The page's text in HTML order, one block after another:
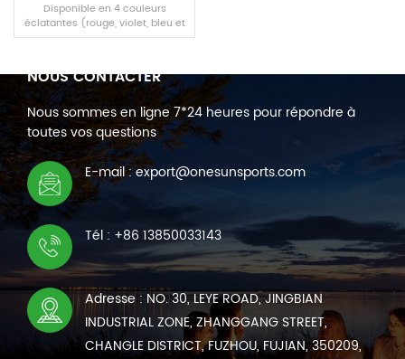
Disponible en 4 couleurs
éclatantes (rouge, violet, bleu et
rose), parfaites pour mélanger,
de la famille.
LIRE LA SUITE
NOUS CONTACTER
Nous sommes en ligne 7*24 heures pour répondre à
toutes vos questions
E-mail : export@onesunsports.com
Tél : +86 13850033143
Adresse : NO. 30, LEYE ROAD, JINGBIAN
INDUSTRIAL ZONE, ZHANGGANG STREET,
CHANGLE DISTRICT, FUZHOU, FUJIAN, 350209,